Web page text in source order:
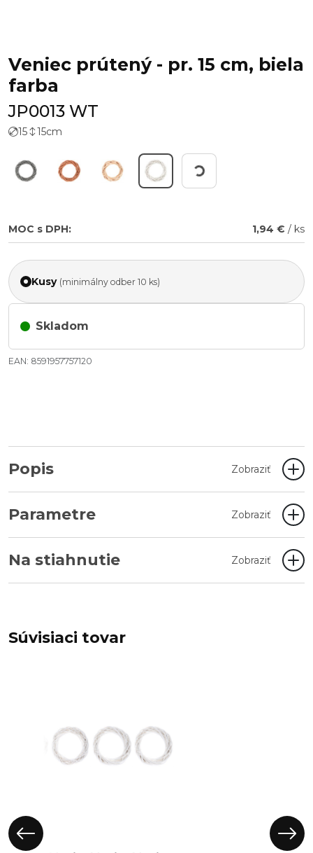
Veniec prútený - pr. 15 cm, biela
farba
JP0013 WT
15 15cm
Working...
MOC s DPH: 1,94 € / ks
Kusy (minimálny odber 10 ks)
Skladom
EAN: 8591957757120
Popis Zobraziť
Parametre Zobraziť
Na stiahnutie Zobraziť
Súvisiaci tovar